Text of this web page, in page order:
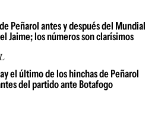
Peñarol antes y después del Mundial
Jaime; los números son clarísimos
el último de los hinchas de Peñarol
del partido ante Botafogo